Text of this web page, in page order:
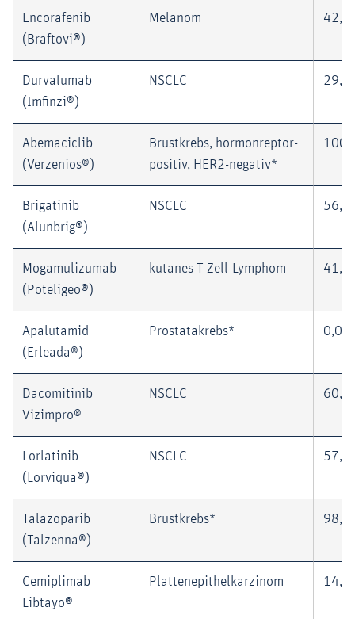
Encorafenib
(Braftovi®)
Melanom 42,1
Durvalumab
(Imfinzi®)
NSCLC 29,9
Abemaciclib
(Verzenios®)
Brustkrebs, hormonreptor-
positiv, HER2-negativ*
Brigatinib
(Alunbrig®)
NSCLC 56,8
Mogamulizumab
(Poteligeo®)
kutanes T-Zell-Lymphom 41,9
Apalutamid
(Erleada®)
Prostatakrebs* 0,0
Dacomitinib
Vizimpro®
NSCLC 60,8
Lorlatinib
(Lorviqua®)
NSCLC 57,0
Talazoparib
(Talzenna®)
Brustkrebs* 98,4
Cemiplimab
Libtayo®
Plattenepithelkarzinom 14,6